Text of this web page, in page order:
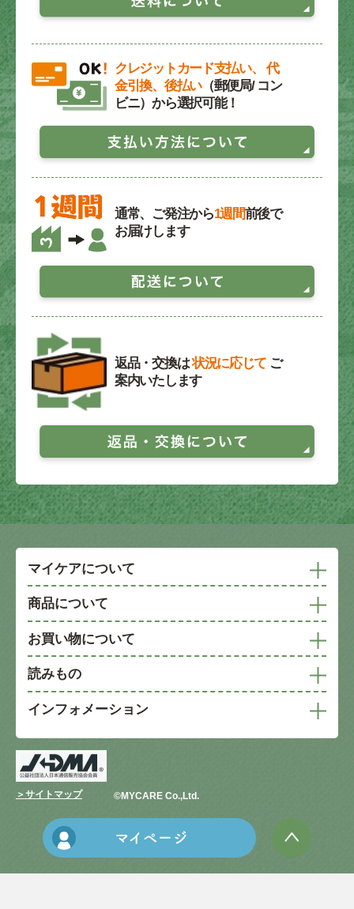
クレジットカード支払い、 代
金引換、後払い（郵便局/ コン
ビニ）から選択可能！
通常、ご発注から1週間前後で
お届けします
返品・交換は状況に応じて ご
案内いたします
マイケアについて
商品について
お買い物について
読みもの
インフォメーション
＞サイトマップ ©︎MYCARE Co.,Ltd.